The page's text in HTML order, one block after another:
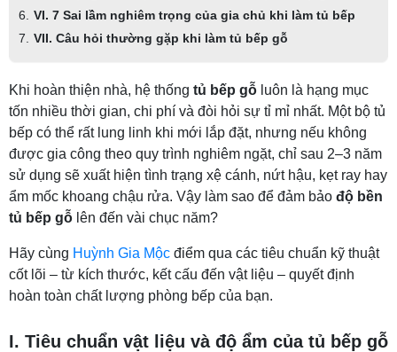
VI. 7 Sai lầm nghiêm trọng của gia chủ khi làm tủ bếp
VII. Câu hỏi thường gặp khi làm tủ bếp gỗ
Khi hoàn thiện nhà, hệ thống tủ bếp gỗ luôn là hạng mục
tốn nhiều thời gian, chi phí và đòi hỏi sự tỉ mỉ nhất. Một bộ tủ
bếp có thể rất lung linh khi mới lắp đặt, nhưng nếu không
được gia công theo quy trình nghiêm ngặt, chỉ sau 2–3 năm
sử dụng sẽ xuất hiện tình trạng xệ cánh, nứt hậu, kẹt ray hay
ẩm mốc khoang chậu rửa. Vậy làm sao để đảm bảo độ bền
tủ bếp gỗ lên đến vài chục năm?
Hãy cùng Huỳnh Gia Mộc điểm qua các tiêu chuẩn kỹ thuật
cốt lõi – từ kích thước, kết cấu đến vật liệu – quyết định
hoàn toàn chất lượng phòng bếp của bạn.
I. Tiêu chuẩn vật liệu và độ ẩm của tủ bếp gỗ